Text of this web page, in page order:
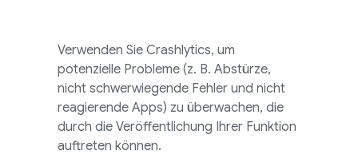
Verwenden Sie Crashlytics, um
potenzielle Probleme (z. B. Abstürze,
nicht schwerwiegende Fehler und nicht
reagierende Apps) zu überwachen, die
durch die Veröffentlichung Ihrer Funktion
auftreten können.